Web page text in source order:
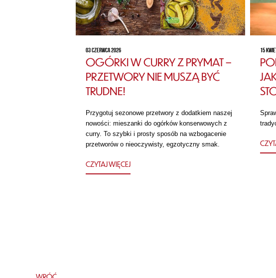
03 CZERWCA 2026
OGÓRKI W CURRY Z PRYMAT –
PRZETWORY NIE MUSZĄ BYĆ
TRUDNE!
Przygotuj sezonowe przetwory z dodatkiem naszej
nowości: mieszanki do ogórków konserwowych z
curry. To szybki i prosty sposób na wzbogacenie
przetworów o nieoczywisty, egzotyczny smak.
CZYTAJ WIĘCEJ
15